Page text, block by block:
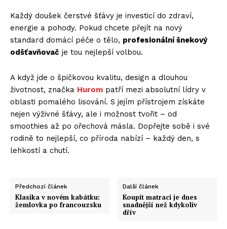
Každý doušek čerstvé šťávy je investicí do zdraví,
energie a pohody. Pokud chcete přejít na nový
standard domácí péče o tělo, profesionální šnekový
odšťavňovač je tou nejlepší volbou.
A když jde o špičkovou kvalitu, design a dlouhou
životnost, značka Hurom patří mezi absolutní lídry v
oblasti pomalého lisování. S jejím přístrojem získáte
nejen výživné šťávy, ale i možnost tvořit – od
smoothies až po ořechová másla. Dopřejte sobě i své
rodině to nejlepší, co příroda nabízí – každý den, s
lehkostí a chutí.
Předchozí článek
Klasika v novém kabátku:
žemlovka po francouzsku
Další článek
Koupit matraci je dnes
snadnější než kdykoliv
dřív